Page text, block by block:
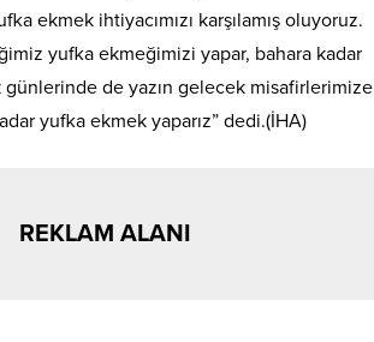
ekmek ihtiyacımızı karşılamış oluyoruz.
yufka ekmeğimizi yapar, bahara kadar
günlerinde de yazın gelecek misafirlerimize
yufka ekmek yaparız” dedi.(İHA)
REKLAM ALANI